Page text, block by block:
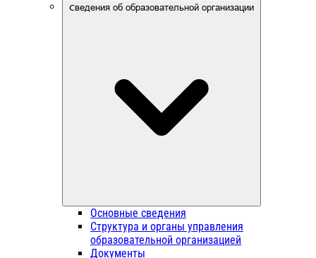
Сведения об образовательной организации
Основные сведения
Структура и органы управления
образовательной организацией
Документы